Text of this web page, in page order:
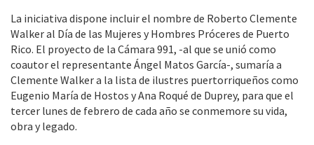
La iniciativa dispone incluir el nombre de Roberto Clemente
Walker al Día de las Mujeres y Hombres Próceres de Puerto
Rico. El proyecto de la Cámara 991, -al que se unió como
coautor el representante Ángel Matos García-, sumaría a
Clemente Walker a la lista de ilustres puertorriqueños como
Eugenio María de Hostos y Ana Roqué de Duprey, para que el
tercer lunes de febrero de cada año se conmemore su vida,
obra y legado.